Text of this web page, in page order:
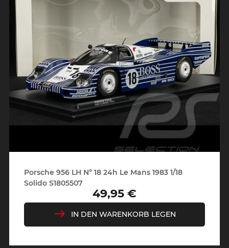
Porsche 956 LH N° 18 24h Le Mans 1983 1/18
Solido S1805507
Preis
49,95 €
IN DEN WARENKORB LEGEN